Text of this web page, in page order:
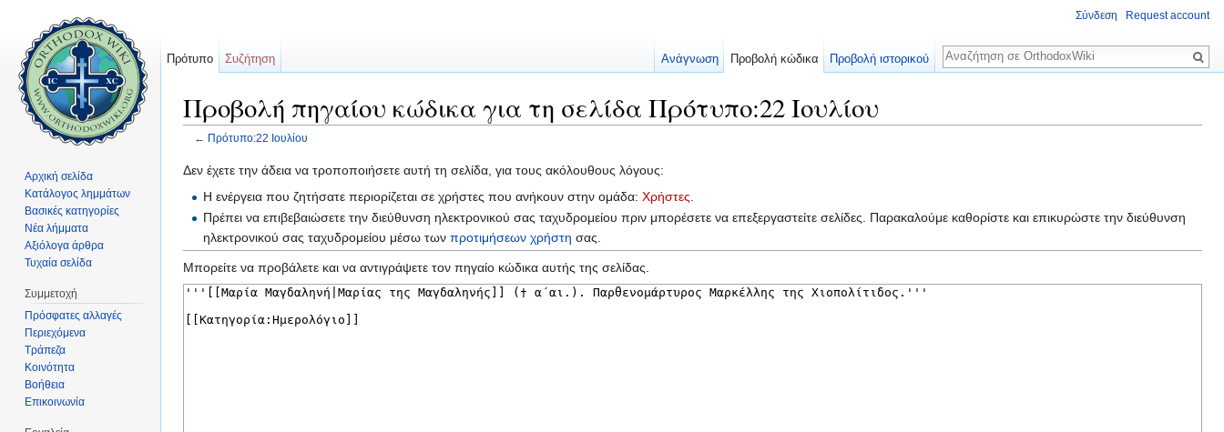
Προβολή πηγαίου κώδικα για τη σελίδα Πρότυπο:22 Ιουλίου
← Πρότυπο:22 Ιουλίου
Δεν έχετε την άδεια να τροποποιήσετε αυτή τη σελίδα, για τους ακόλουθους λόγους:
Η ενέργεια που ζητήσατε περιορίζεται σε χρήστες που ανήκουν στην ομάδα:Χρήστες
Πρέπει να επιβεβαιώσετε την διεύθυνση ηλεκτρονικού σας ταχυδρομείου πριν μπορέσετε να επεξεργαστείτε σελίδες. Παρακαλούμε καθορίστε και επικυρώστε την διεύθυνση
ηλεκτρονικού σας ταχυδρομείου μέσω τωνπροτιμήσεων χρήστη σας.
Μπορείτε να προβάλετε και να αντιγράψετε τον πηγαίο κώδικα αυτής της σελίδας.
Σύνδεση Request account
Πρότυπο Συζήτηση Ανάγνωση Προβολή κώδικα Προβολή ιστορικού
Αναζήτηση
Αρχική σελίδα
Κατάλογος λημμάτων
Βασικές κατηγορίες
Νέα λήμματα
Αξιόλογα άρθρα
Τυχαία σελίδα
Συμμετοχή
Πρόσφατες αλλαγές
Περιεχόμενα
Τράπεζα
Κοινότητα
Βοήθεια
Επικοινωνία